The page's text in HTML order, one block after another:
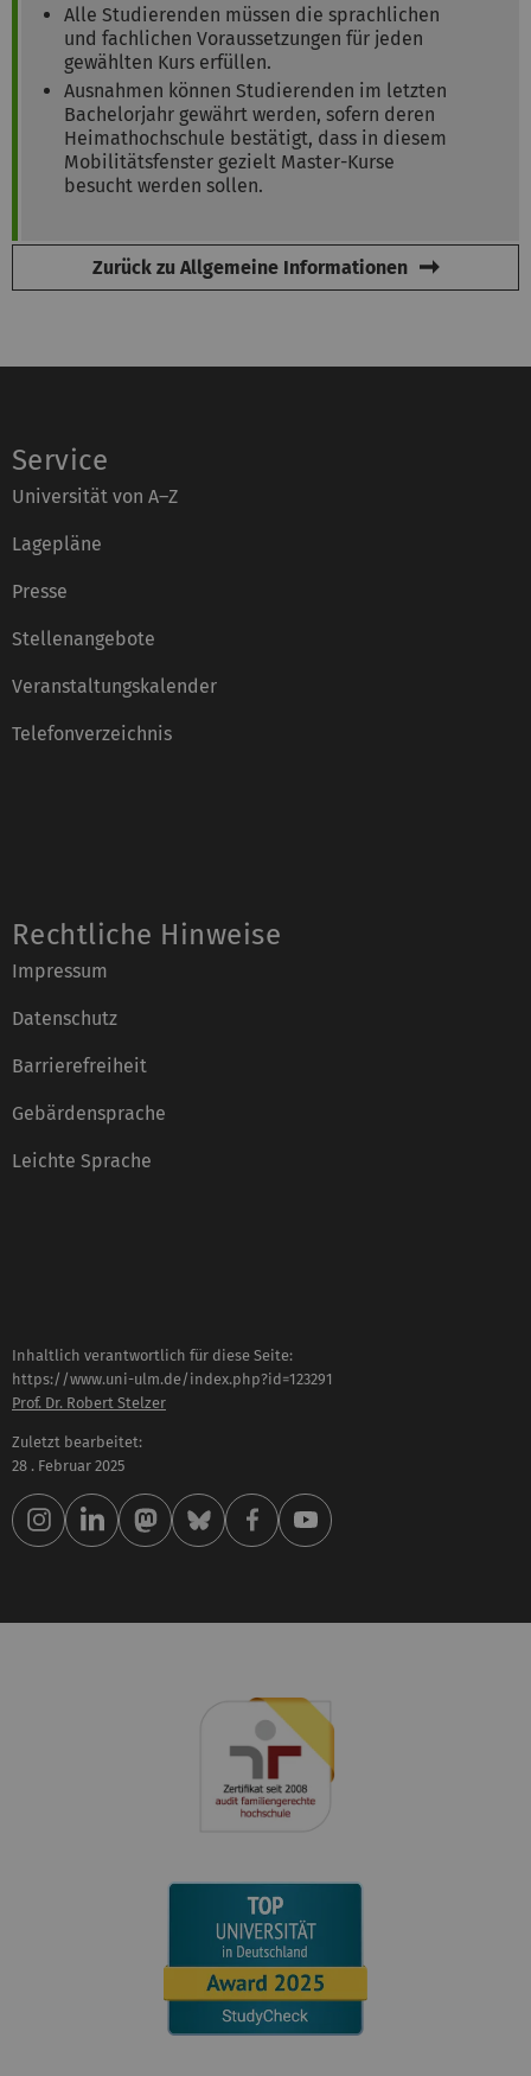
Alle Studierenden müssen die sprachlichen
und fachlichen Voraussetzungen für jeden
gewählten Kurs erfüllen.
Ausnahmen können Studierenden im letzten
Bachelorjahr gewährt werden, sofern deren
Heimathochschule bestätigt, dass in diesem
Mobilitätsfenster gezielt Master-Kurse
besucht werden sollen.
Zurück zu Allgemeine Informationen
Service
Universität von A–Z
Lagepläne
Presse
Stellenangebote
Veranstaltungskalender
Telefonverzeichnis
Rechtliche Hinweise
Impressum
Datenschutz
Barrierefreiheit
Gebärdensprache
Leichte Sprache
Inhaltlich verantwortlich für diese Seite:
https://www.uni-ulm.de/index.php?id=123291
Prof. Dr. Robert Stelzer
Zuletzt bearbeitet:
28 . Februar 2025